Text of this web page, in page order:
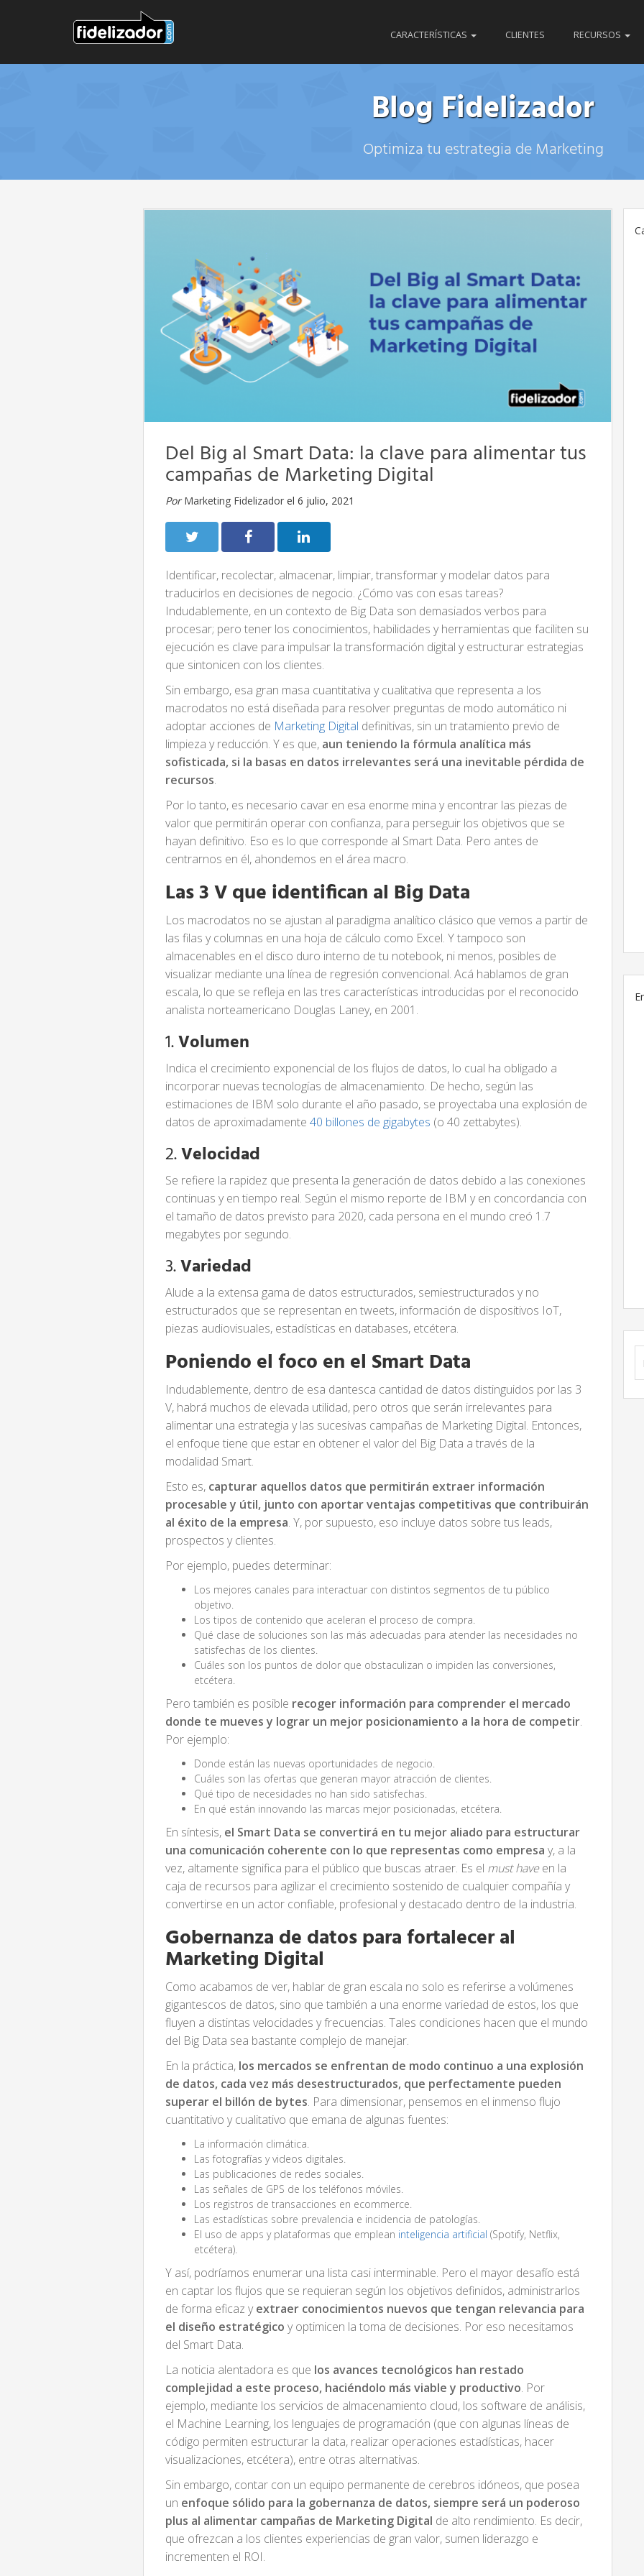
CARACTERÍSTICAS CLIENTES RECURSOS
Blog Fidelizador
Optimiza tu estrategia de Marketing
Del Big al Smart Data: la clave para alimentar tus
campañas de Marketing Digital
Por Marketing Fidelizador el 6 julio, 2021
Identificar, recolectar, almacenar, limpiar, transformar y modelar datos para
traducirlos en decisiones de negocio. ¿Cómo vas con esas tareas?
Indudablemente, en un contexto de Big Data son demasiados verbos para
procesar; pero tener los conocimientos, habilidades y herramientas que faciliten su
ejecución es clave para impulsar la transformación digital y estructurar estrategias
que sintonicen con los clientes.
Sin embargo, esa gran masa cuantitativa y cualitativa que representa a los
macrodatos no está diseñada para resolver preguntas de modo automático ni
adoptar acciones de Marketing Digital definitivas, sin un tratamiento previo de
limpieza y reducción. Y es que, aun teniendo la fórmula analítica más
sofisticada, si la basas en datos irrelevantes será una inevitable pérdida de
recursos.
Por lo tanto, es necesario cavar en esa enorme mina y encontrar las piezas de
valor que permitirán operar con confianza, para perseguir los objetivos que se
hayan definitivo. Eso es lo que corresponde al Smart Data. Pero antes de
centrarnos en él, ahondemos en el área macro.
Las 3 V que identifican al Big Data
Los macrodatos no se ajustan al paradigma analítico clásico que vemos a partir de
las filas y columnas en una hoja de cálculo como Excel. Y tampoco son
almacenables en el disco duro interno de tu notebook, ni menos, posibles de
visualizar mediante una línea de regresión convencional. Acá hablamos de gran
escala, lo que se refleja en las tres características introducidas por el reconocido
analista norteamericano Douglas Laney, en 2001.
1.Volumen
Indica el crecimiento exponencial de los flujos de datos, lo cual ha obligado a
incorporar nuevas tecnologías de almacenamiento. De hecho, según las
estimaciones de IBM solo durante el año pasado, se proyectaba una explosión de
datos de aproximadamente40 billones de gigabytes (o 40 zettabytes).
2.Velocidad
Se refiere la rapidez que presenta la generación de datos debido a las conexiones
continuas y en tiempo real. Según el mismo reporte de IBM y en concordancia con
el tamaño de datos previsto para 2020, cada persona en el mundo creó 1.7
megabytes por segundo.
3.Variedad
Alude a la extensa gama de datos estructurados, semiestructurados y no
estructurados que se representan en tweets, información de dispositivos IoT,
piezas audiovisuales, estadísticas en databases, etcétera.
Poniendo el foco en el Smart Data
Indudablemente, dentro de esa dantesca cantidad de datos distinguidos por las 3
V, habrá muchos de elevada utilidad, pero otros que serán irrelevantes para
alimentar una estrategia y las sucesivas campañas de Marketing Digital. Entonces,
el enfoque tiene que estar en obtener el valor del Big Data a través de la
modalidad Smart.
Esto es, capturar aquellos datos que permitirán extraer información
procesable y útil, junto con aportar ventajas competitivas que contribuirán
al éxito de la empresa. Y, por supuesto, eso incluye datos sobre tus leads,
prospectos y clientes.
Por ejemplo, puedes determinar:
Los mejores canales para interactuar con distintos segmentos de tu público
objetivo.
Los tipos de contenido que aceleran el proceso de compra.
Qué clase de soluciones son las más adecuadas para atender las necesidades no
satisfechas de los clientes.
Cuáles son los puntos de dolor que obstaculizan o impiden las conversiones,
etcétera.
Pero también es posible recoger información para comprender el mercado
donde te mueves y lograr un mejor posicionamiento a la hora de competir.
Por ejemplo:
Donde están las nuevas oportunidades de negocio.
Cuáles son las ofertas que generan mayor atracción de clientes.
Qué tipo de necesidades no han sido satisfechas.
En qué están innovando las marcas mejor posicionadas, etcétera.
En síntesis, el Smart Data se convertirá en tu mejor aliado para estructurar
una comunicación coherente con lo que representas como empresa y, a la
vez, altamente significa para el público que buscas atraer. Es el must haveen la
caja de recursos para agilizar el crecimiento sostenido de cualquier compañía y
convertirse en un actor confiable, profesional y destacado dentro de la industria.
Gobernanza de datos para fortalecer al
Marketing Digital
Como acabamos de ver, hablar de gran escala no solo es referirse a volúmenes
gigantescos de datos, sino que también a una enorme variedad de estos, los que
fluyen a distintas velocidades y frecuencias. Tales condiciones hacen que el mundo
del Big Data sea bastante complejo de manejar.
En la práctica, los mercados se enfrentan de modo continuo a una explosión
de datos, cada vez más desestructurados, que perfectamente pueden
superar el billón de bytes. Para dimensionar, pensemos en el inmenso flujo
cuantitativo y cualitativo que emana de algunas fuentes:
La información climática.
Las fotografías y videos digitales.
Las publicaciones de redes sociales.
Las señales de GPS de los teléfonos móviles.
Los registros de transacciones en ecommerce.
Las estadísticas sobre prevalencia e incidencia de patologías.
El uso de apps y plataformas que emplean inteligencia artificial (Spotify, Netflix,
etcétera).
Y así, podríamos enumerar una lista casi interminable. Pero el mayor desafío está
en captar los flujos que se requieran según los objetivos definidos, administrarlos
de forma eficaz yextraer conocimientos nuevos que tengan relevancia para
el diseño estratégicoy optimicen la toma de decisiones. Por eso necesitamos
del Smart Data.
La noticia alentadora es que los avances tecnológicos han restado
complejidad a este proceso, haciéndolo más viable y productivo. Por
ejemplo, mediante los servicios de almacenamiento cloud, los software de análisis,
el Machine Learning, los lenguajes de programación (que con algunas líneas de
código permiten estructurar la data, realizar operaciones estadísticas, hacer
visualizaciones, etcétera), entre otras alternativas.
Sin embargo, contar con un equipo permanente de cerebros idóneos, que posea
un enfoque sólido para la gobernanza de datos, siempre será un poderoso
plus al alimentar campañas de Marketing Digital de alto rendimiento. Es decir,
que ofrezcan a los clientes experiencias de gran valor, sumen liderazgo e
incrementen el ROI.